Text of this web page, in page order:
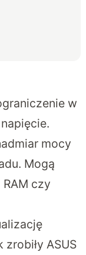
w
mocy
Mogą
czy
zrobiły ASUS